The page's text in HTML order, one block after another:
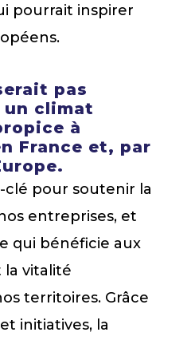
pourrait inspirer
pas
un climat
à
France et, par
clé pour soutenir la
entreprises, et
qui bénéficie aux
la vitalité
territoires. Grâce
initiatives, la